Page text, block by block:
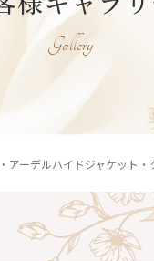
レス等)
試着・レンタルの
Gallery
ーデルハイドジャケット